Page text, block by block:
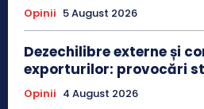
Opinii 5 August 2026
Dezechilibre externe și
exporturilor: provocări
Opinii 4 August 2026